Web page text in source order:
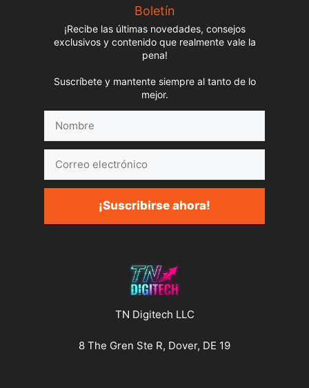
Boletín
¡Recibe las últimas novedades, consejos
exclusivos y contenido que realmente vale la
pena!
Suscríbete y mantente siempre al tanto de lo
mejor.
electrónico
¡Suscribirse ahora!
TN Digitech LLC
8 The Gren Ste R, Dover, DE 19